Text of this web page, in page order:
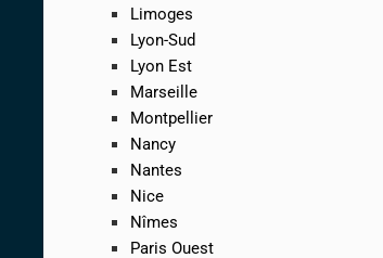
Limoges
Lyon-Sud
Lyon Est
Marseille
Montpellier
Nancy
Nantes
Nice
Nîmes
Paris Ouest